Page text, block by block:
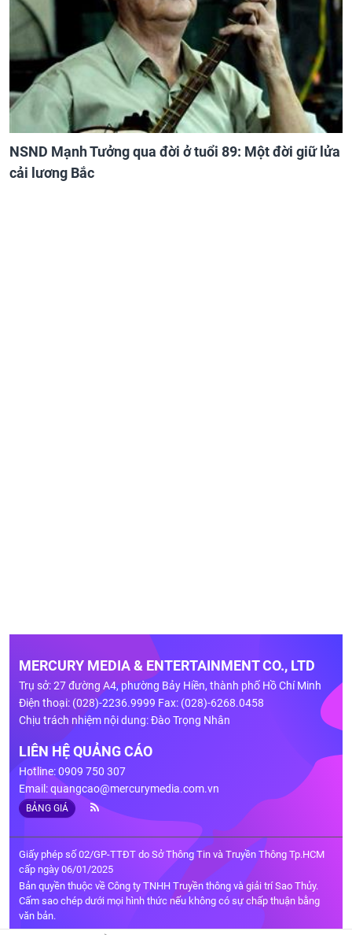
NSND Mạnh Tưởng qua đời ở tuổi 89: Một đời giữ lửa
cải lương Bắc
MERCURY MEDIA & ENTERTAINMENT CO., LTD
Trụ sở: 27 đường A4, phường Bảy Hiền, thành phố Hồ Chí Minh
Điện thoại: (028)-2236.9999 Fax: (028)-6268.0458
Chịu trách nhiệm nội dung: Đào Trọng Nhân
LIÊN HỆ QUẢNG CÁO
Hotline: 0909 750 307
Email:quangcao@mercurymedia.com.vn
BẢNG GIÁ
Giấy phép số 02/GP-TTĐT do Sở Thông Tin và Truyền Thông Tp.HCM
cấp ngày 06/01/2025
Bản quyền thuộc về Công ty TNHH Truyền thông và giải trí Sao Thủy.
Cấm sao chép dưới mọi hình thức nếu không có sự chấp thuận bằng
văn bản.